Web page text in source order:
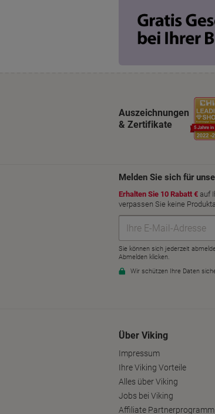
Auszeichnungen
& Zertifikate
Über Viking
Impressum
Ihre Viking Vorteile
Alles über Viking
Jobs bei Viking
Affiliate Partnerprogramm